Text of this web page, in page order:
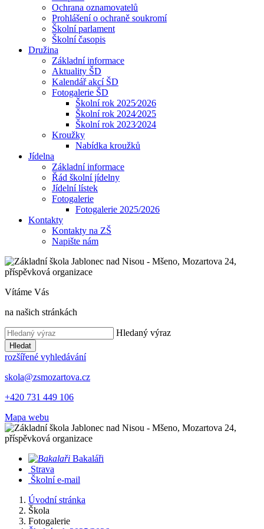
Ochrana oznamovatelů
Prohlášení o ochraně soukromí
Školní parlament
Školní časopis
Družina
Základní informace
Aktuality ŠD
Kalendář akcí ŠD
Fotogalerie ŠD
Školní rok 2025⁄2026
Školní rok 2024⁄2025
Školní rok 2023⁄2024
Kroužky
Nabídka kroužků
Jídelna
Základní informace
Řád školní jídelny
Jídelní lístek
Fotogalerie
Fotogalerie 2025/2026
Kontakty
Kontakty na ZŠ
Napište nám
Vítáme Vás
na našich stránkách
Hledaný výraz
Hledat
rozšířené vyhledávání
skola@zsmozartova.cz
+420 731 449 106
Mapa webu
Bakaláři
Strava
Školní e-mail
Úvodní stránka
Škola
Fotogalerie